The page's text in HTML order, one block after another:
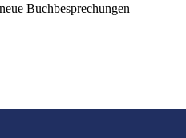
Buchbesprechungen